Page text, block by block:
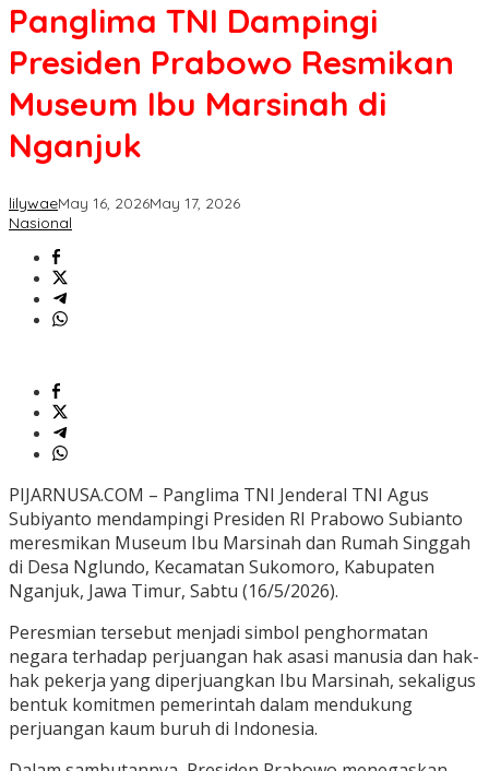
Panglima TNI Dampingi
Presiden Prabowo Resmikan
Museum Ibu Marsinah di
Nganjuk
lilywaeMay 16, 2026May 17, 2026
Nasional
PIJARNUSA.COM – Panglima TNI Jenderal TNI Agus
Subiyanto mendampingi Presiden RI Prabowo Subianto
meresmikan Museum Ibu Marsinah dan Rumah Singgah
di Desa Nglundo, Kecamatan Sukomoro, Kabupaten
Nganjuk, Jawa Timur, Sabtu (16/5/2026).
Peresmian tersebut menjadi simbol penghormatan
negara terhadap perjuangan hak asasi manusia dan hak-
hak pekerja yang diperjuangkan Ibu Marsinah, sekaligus
bentuk komitmen pemerintah dalam mendukung
perjuangan kaum buruh di Indonesia.